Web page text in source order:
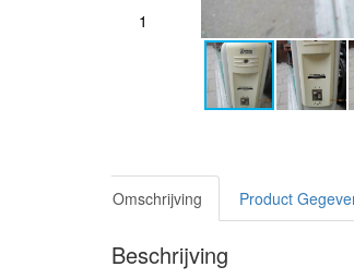
2
Omschrijving Product
Beschrijving